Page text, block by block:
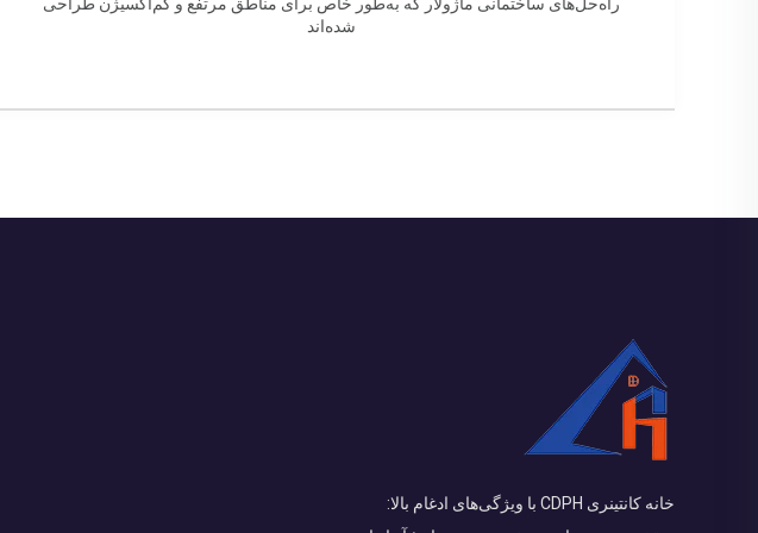
راه‌حل‌های ساختمانی ماژولار که به‌طور خاص برای مناطق مرتفع و کم‌اکسیژن طراحی
شده‌اند
خانه کانتینری CDPH با ویژگی‌های ادغام بالا: